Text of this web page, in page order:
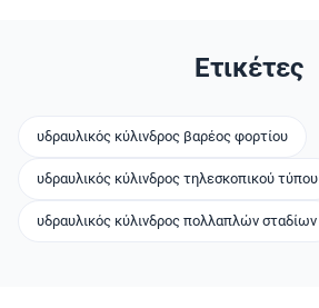
Ετικέτες
υδραυλικός κύλινδρος βαρέος φορτίου
υδραυλικός κύλινδρος τηλεσκοπικού τύπου
υδραυλικός κύλινδρος πολλαπλών σταδίων